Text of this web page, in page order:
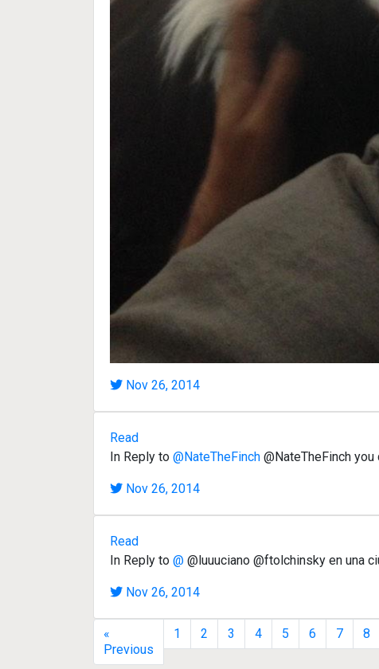
Nov 26, 2014
Read
In Reply to @NateTheFinch @NateTheFinch
Nov 26, 2014
Read
In Reply to @ @luuuciano @ftolchinsky en una
Nov 26, 2014
«
Previous
1 2 3 4 5 6 7 8